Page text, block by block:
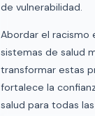
de vulnerabilidad.
Abordar el racismo
sistemas de salud
transformar estas
fortalece la
salud para todas